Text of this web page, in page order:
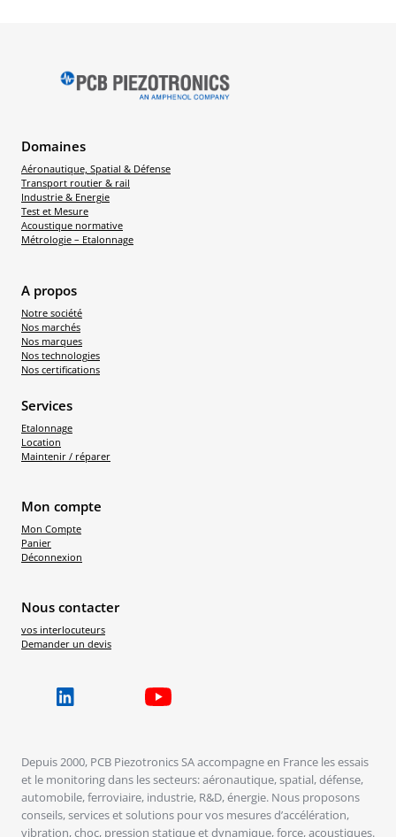
Domaines
Aéronautique, Spatial & Défense
Transport routier & rail
Industrie & Energie
Test et Mesure
Acoustique normative
Métrologie – Etalonnage
A propos
Notre société
Nos marchés
Nos marques
Nos technologies
Nos certifications
Services
Etalonnage
Location
Maintenir / réparer
Mon compte
Mon Compte
Panier
Déconnexion
Nous contacter
vos interlocuteurs
Demander un devis
Depuis 2000, PCB Piezotronics SA accompagne en France les essais
et le monitoring dans les secteurs: aéronautique, spatial, défense,
automobile, ferroviaire, industrie, R&D, énergie. Nous proposons
conseils, services et solutions pour vos mesures d’accélération,
vibration, choc, pression statique et dynamique, force, acoustiques.